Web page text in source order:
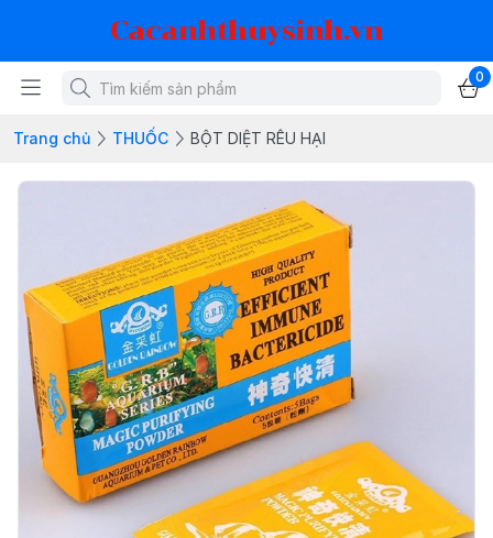
Cacanhthuysinh.vn
0
Trang chủ THUỐC BỘT DIỆT RÊU HẠI